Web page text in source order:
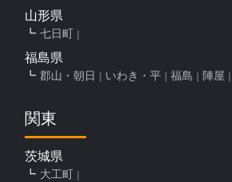
山形県
七日町
福島県
郡山・朝日 いわき・平 福島 陣屋
関東
茨城県
大工町